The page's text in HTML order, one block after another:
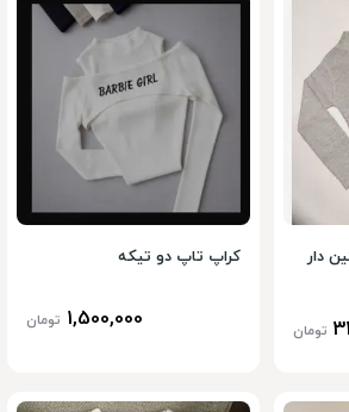
دار
تومان
کراپ تاپ دو تیکه
1,500,000 تومان